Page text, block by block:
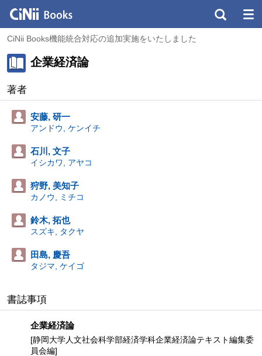
CiNii Books機能統合対応の追加実施をいたしました
企業経済論
著者
安藤, 研一
アンドウ, ケンイチ
石川, 文子
イシカワ, アヤコ
狩野, 美知子
カノウ, ミチコ
鈴木, 拓也
スズキ, タクヤ
田島, 慶吾
タジマ, ケイゴ
書誌事項
企業経済論
[静岡大学人文社会科学部経済学科企業経済論テキスト編集委
員会編]